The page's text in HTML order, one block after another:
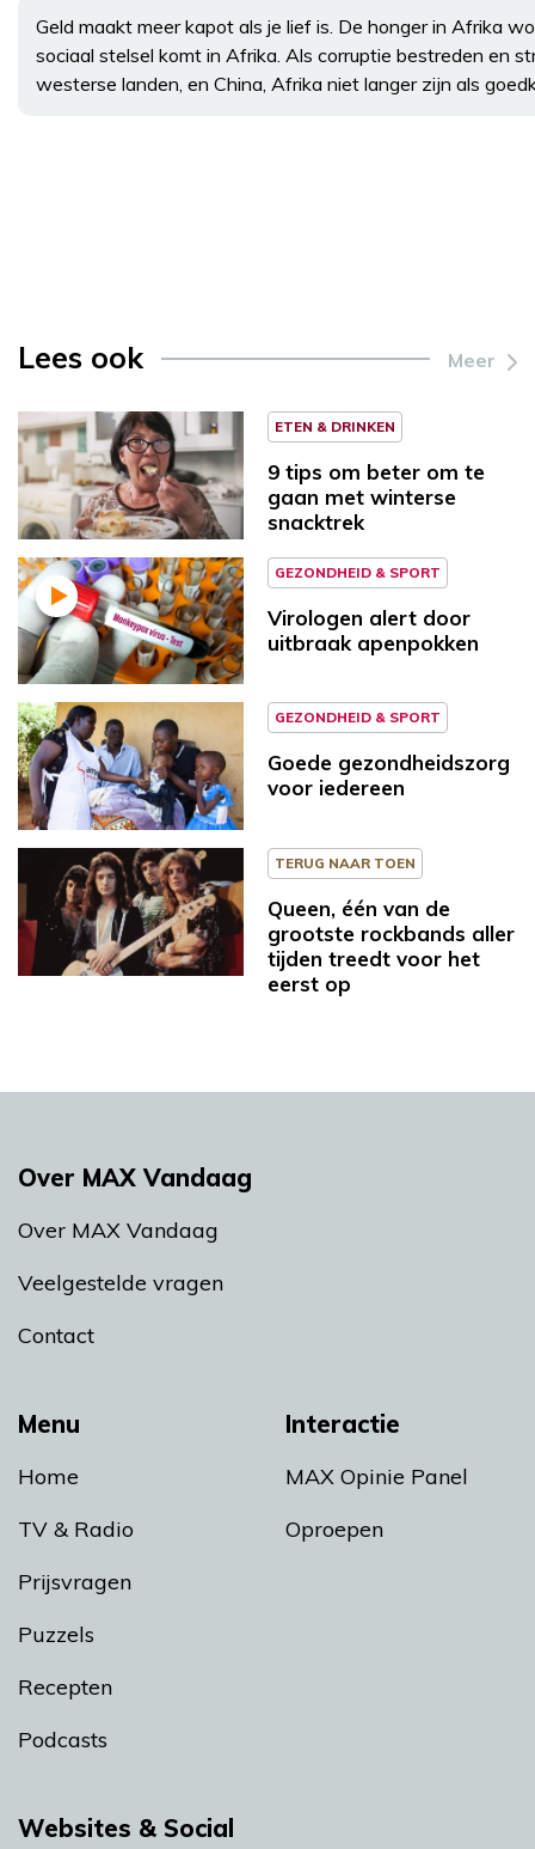
Geld maakt meer kapot als je lief is. De honger in Afrika
sociaal stelsel komt in Afrika. Als corruptie bestreden en
westerse landen, en China, Afrika niet langer zijn als
Lees ook Meer
ETEN & DRINKEN
9 tips om beter om te
gaan met winterse
snacktrek
GEZONDHEID & SPORT
Virologen alert door
uitbraak apenpokken
GEZONDHEID & SPORT
Goede gezondheidszorg
voor iedereen
TERUG NAAR TOEN
Queen, één van de
grootste rockbands aller
tijden treedt voor het
eerst op
Menu
Home
TV & Radio
Prijsvragen
Puzzels
Recepten
Podcasts
Interactie
MAX Opinie Panel
Oproepen
Over MAX Vandaag
Over MAX Vandaag
Veelgestelde vragen
Contact
Websites & Social